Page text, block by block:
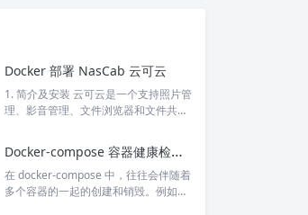
Docker 部署 NasCab 云可云
1. 简介及安装 云可云是一个支持照片管
理、影音管理、文件浏览器和文件共享
w、mac、移动端甚至是 docker 进行
安装，且界面非常美观，功能也非常全
面。 以下就是 docker 的安装方式： do
cker run -d \ --name nascab \ -p 8080:
Docker-compose 容器健康检查的作用
在 docker-compose 中，往往会伴随着
多个容器的一起的创建和销毁。例如，